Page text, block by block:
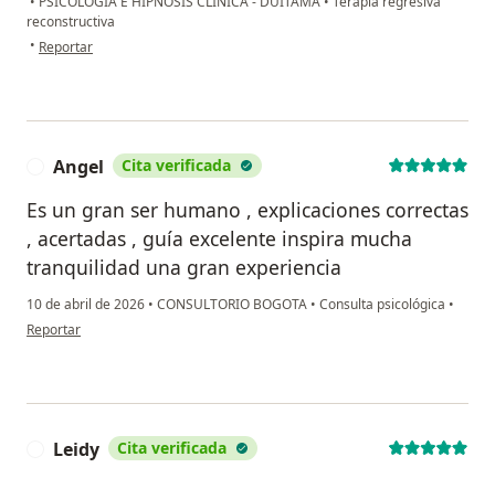
reconstructiva
• en opinión del usuario Sol
Reportar
Angel Cita verificada
Es un gran ser humano , explicaciones correctas
, acertadas , guía excelente inspira mucha
tranquilidad una gran experiencia
10 de abril de 2026 • CONSULTORIO BOGOTA • Consulta psicológica •
en opinión del usuario Angel
Reportar
Leidy Cita verificada